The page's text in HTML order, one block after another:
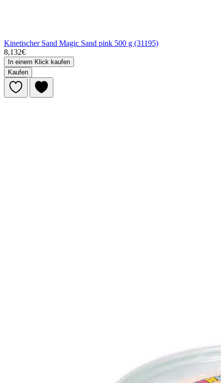
Kinetischer Sand Magic Sand pink 500 g (31195)
8,132€
In einem Klick kaufen
Kaufen